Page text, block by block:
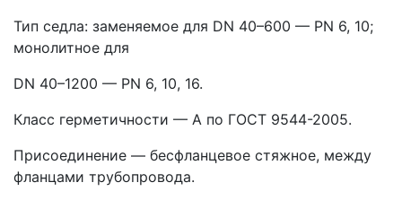
Тип седла: заменяемое для DN 40–600 — PN 6, 10;
монолитное для
DN 40–1200 — PN 6, 10, 16.
Класс герметичности — А по ГОСТ 9544-2005.
Присоединение — бесфланцевое стяжное, между
фланцами трубопровода.